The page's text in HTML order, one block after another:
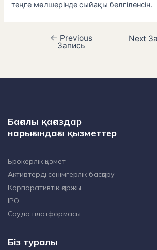
теңге мөлшерінде сыйақы белгіленсін.
← Previous
Запись
Next
Бағалы қағаздар
нарығындағы қызметтер
Брокерлік қызмет
Активтерді сенімгерлік басқару
Корпоративтік қаржы
IPO
Сауда платформасы
Біз туралы